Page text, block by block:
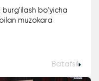
burg'ilash bo'yicha
muzokara
Batafsil